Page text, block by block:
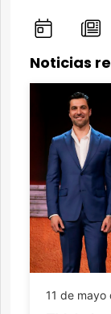
Noticias
11 de mayo